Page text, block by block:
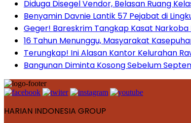
Diduga Disegel Vendor, Belasan Ruang
Benyamin Davnie Lantik 57 Pejabat di
Geger! Bareskrim Tangkap Kasat
16 Tahun Menunggu, Masyarakat
Terungkap! Ini Alasan Kantor Kelurahan
Bangunan Diminta Kosong Sebelum
HARIAN INDONESIA GROUP